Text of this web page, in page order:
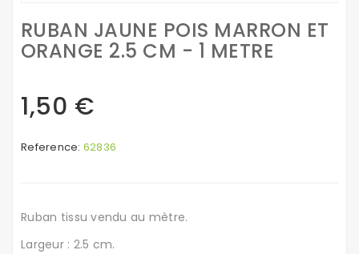
RUBAN JAUNE POIS MARRON ET
ORANGE 2.5 CM - 1 METRE
1,50 €
Reference: 62836
Ruban tissu vendu au mètre.
Largeur : 2.5 cm.